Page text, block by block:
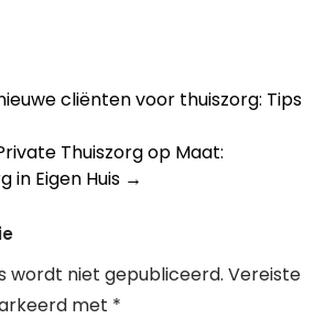
cliënten voor thuiszorg: Tips
Thuiszorg op Maat:
in Eigen Huis →
wordt niet gepubliceerd. Vereiste
met *